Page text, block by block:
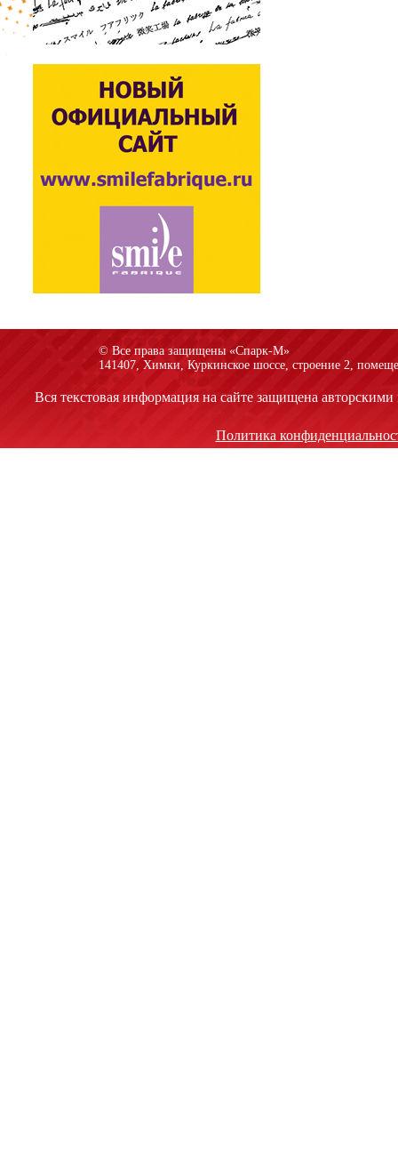
© Все права защищены «Спарк-M»
141407, Химки, Куркинское шоссе, строение 2,
Вся текстовая информация на сайте защищена
Политика